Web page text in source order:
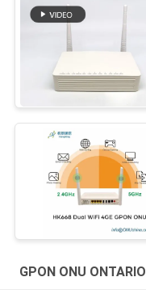
GPON ONU ONTARIO